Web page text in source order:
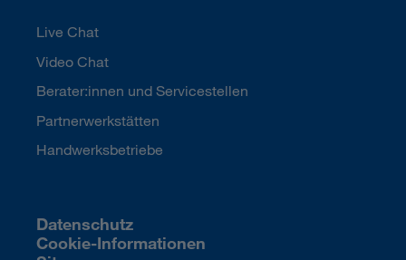
Live Chat
Video Chat
Berater:innen und Servicestellen
Partnerwerkstätten
Handwerksbetriebe
Datenschutz
Cookie-Informationen